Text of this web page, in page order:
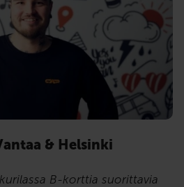
& Helsinki
B-korttia suorittavia